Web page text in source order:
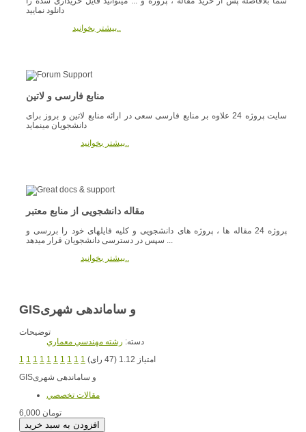
دانلود نمایید
بیشتر بخوانید..
منابع فارسی و لاتین
سایت پروژه 24 علاوه بر منابع فارسی سعی در ارائه منابع لاتین و بروز برای
دانشجویان مینماید
بیشتر بخوانید..
مقاله دانشجویی از منابع معتبر
پروژه 24 مقاله ها ، پروژه های دانشجویی و کلیه فایلهای خود را بررسی و
سپس در دسترسی دانشجویان قرار میدهد ...
بیشتر بخوانید..
GISو ساماندهی شهری
توضیحات
دسته: رشته مهندسي معماري
1 1 1 1 1 1 1 1 1 1
امتیاز 1.12 (47 رای)
GISو ساماندهی شهری
مقالات تخصصي
6,000 تومان